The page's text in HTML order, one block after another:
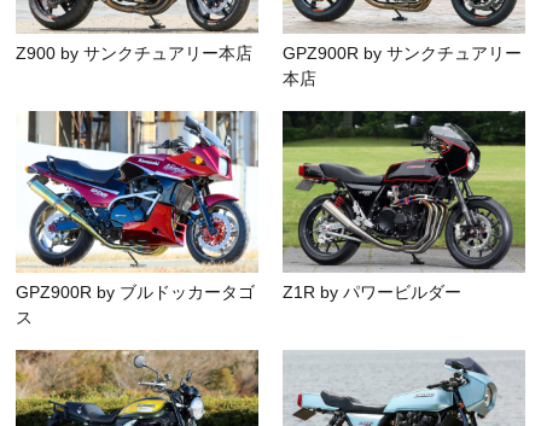
Z900 by サンクチュアリー本店
GPZ900R by サンクチュアリー
本店
GPZ900R by ブルドッカータゴ
ス
Z1R by パワービルダー